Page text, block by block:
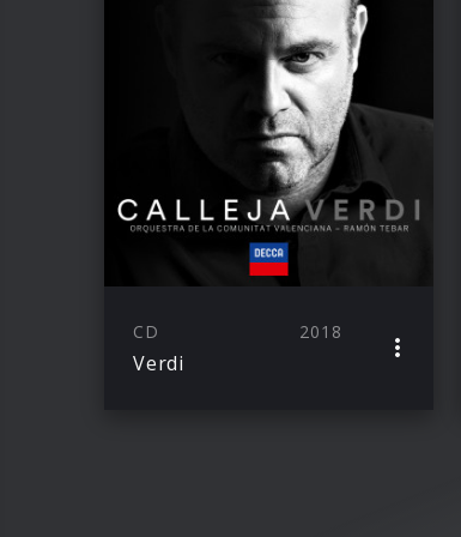
CD 2018
Verdi